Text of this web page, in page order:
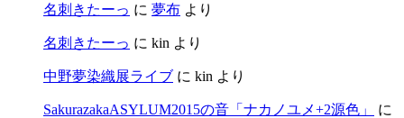
名刺きたーっ に 夢布 より
名刺きたーっ に kin より
中野夢染織展ライブ に kin より
SakurazakaASYLUM2015の音「ナカノユメ+2源色」
に